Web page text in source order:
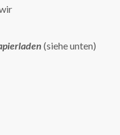
(siehe unten)